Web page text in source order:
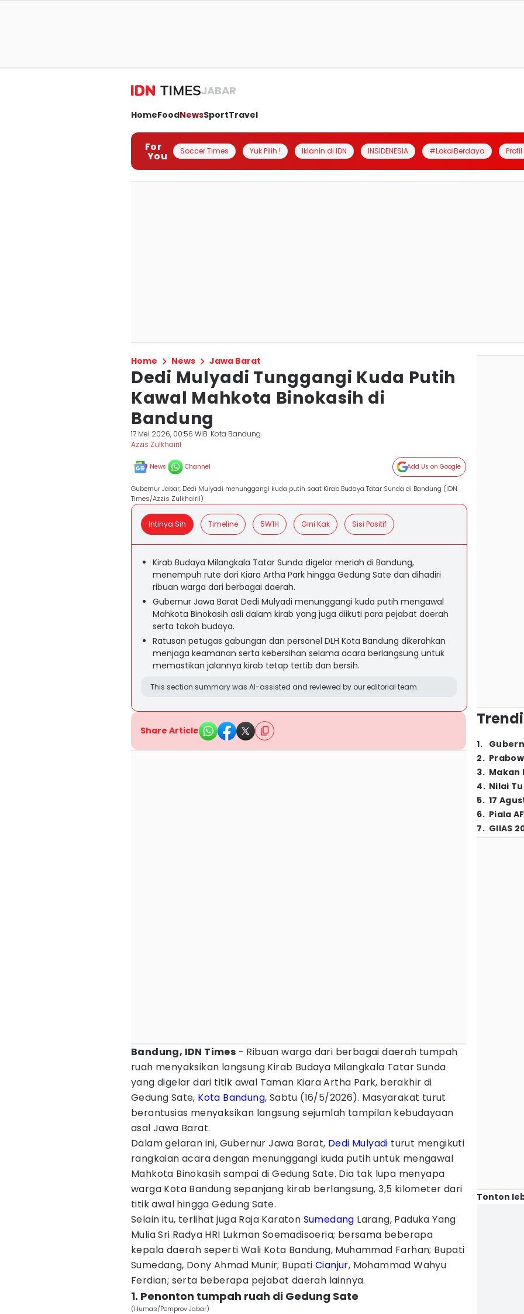
JABAR
HomeFoodNewsSportTravel
For
You Soccer Times Yuk Pilih ! Iklanin di IDN INSIDENESIA #LokalBerdaya
Home News Jawa Barat
Dedi Mulyadi Tunggangi Kuda Putih
Kawal Mahkota Binokasih di
Bandung
17 Mei 2026, 00:56 WIB Kota Bandung
Azzis Zulkhairil
News Channel Add Us on Google
Gubernur Jabar, Dedi Mulyadi menunggangi kuda putih saat Kirab Budaya Tatar Sunda di Bandung (IDN
Times/Azzis Zulkhairil)
Intinya Sih Timeline 5W1H Gini Kak Sisi Positif
Kirab Budaya Milangkala Tatar Sunda digelar meriah di Bandung,
menempuh rute dari Kiara Artha Park hingga Gedung Sate dan dihadiri
ribuan warga dari berbagai daerah.
Gubernur Jawa Barat Dedi Mulyadi menunggangi kuda putih mengawal
Mahkota Binokasih asli dalam kirab yang juga diikuti para pejabat daerah
serta tokoh budaya.
Ratusan petugas gabungan dan personel DLH Kota Bandung dikerahkan
menjaga keamanan serta kebersihan selama acara berlangsung untuk
memastikan jalannya kirab tetap tertib dan bersih.
This section summary was AI-assisted and reviewed by our editorial team.
Share Article
Bandung, IDN Times - Ribuan warga dari berbagai daerah tumpah
ruah menyaksikan langsung Kirab Budaya Milangkala Tatar Sunda
yang digelar dari titik awal Taman Kiara Artha Park, berakhir di
Gedung Sate, Kota Bandung, Sabtu (16/5/2026). Masyarakat turut
berantusias menyaksikan langsung sejumlah tampilan kebudayaan
asal Jawa Barat.
Dalam gelaran ini, Gubernur Jawa Barat, Dedi Mulyadi turut mengikuti
rangkaian acara dengan menunggangi kuda putih untuk mengawal
Mahkota Binokasih sampai di Gedung Sate. Dia tak lupa menyapa
warga Kota Bandung sepanjang kirab berlangsung, 3,5 kilometer dari
titik awal hingga Gedung Sate.
Selain itu, terlihat juga Raja Karaton Sumedang Larang, Paduka Yang
Mulia Sri Radya HRI Lukman Soemadisoeria; bersama beberapa
kepala daerah seperti Wali Kota Bandung, Muhammad Farhan; Bupati
Sumedang, Dony Ahmad Munir; Bupati Cianjur, Mohammad Wahyu
Ferdian; serta beberapa pejabat daerah lainnya.
1. Penonton tumpah ruah di Gedung Sate
(Humas/Pemprov Jabar)
1.
2.
3. Makan
4. Nilai
5. 17
6. Piala
7. GIIAS
Tonton